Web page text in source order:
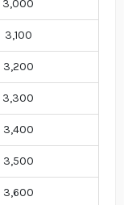
3,000
3,100
3,200
3,300
3,400
3,500
3,600